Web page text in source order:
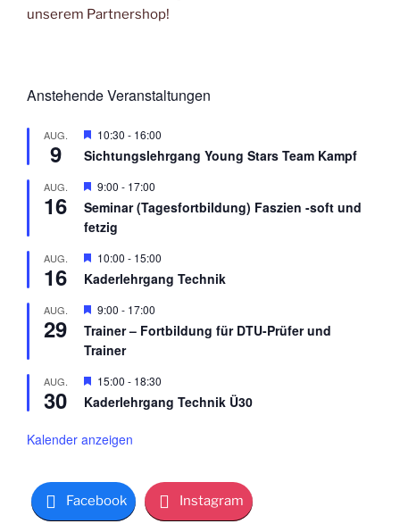
unserem Partnershop!
Anstehende Veranstaltungen
AUG.
9
H
r
o
r
e
o
b
n
10:30 - 16:00
Sichtungslehrgang Young Stars Team Kampf
AUG.
16
H
r
v
r
e
o
b
n
9:00 - 17:00
Seminar (Tagesfortbildung) Faszien -soft und
fetzig
AUG.
16
H
r
o
r
e
o
b
10:00 - 15:00
Kaderlehrgang Technik
AUG.
29
H
r
v
r
e
o
n
9:00 - 17:00
Trainer – Fortbildung für DTU-Prüfer und
Trainer
AUG.
30
H
r
o
e
h
o
b
15:00 - 18:30
Kaderlehrgang Technik Ü30
Kalender anzeigen
Facebook Instagram